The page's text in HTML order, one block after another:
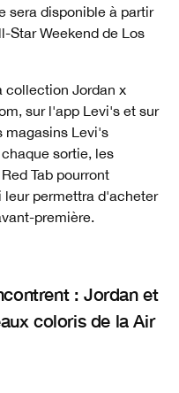
sera disponible à partir
Star Weekend de Los
collection Jordan x
sur l'app Levi's et sur
magasins Levi's
sortie, les
Tab pourront
leur permettra d'acheter
première.
: Jordan et
coloris de la Air